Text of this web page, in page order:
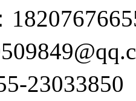
23033850